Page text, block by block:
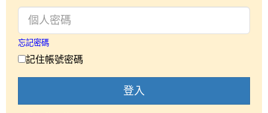
忘記密碼
記住帳號密碼
登入